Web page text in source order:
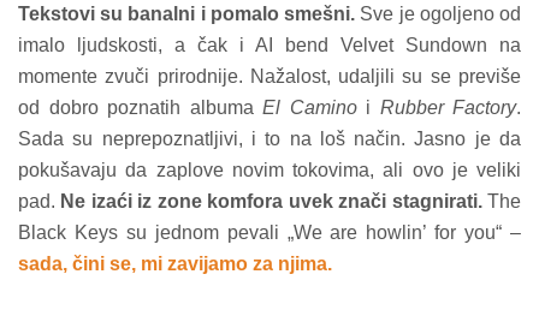
Tekstovi su banalni i pomalo smešni. Sve je ogoljeno od
imalo ljudskosti, a čak i AI bend Velvet Sundown na
momente zvuči prirodnije. Nažalost, udaljili su se previše
od dobro poznatih albuma El Caminoi Rubber Factory.
Sada su neprepoznatljivi, i to na loš način. Jasno je da
pokušavaju da zaplove novim tokovima, ali ovo je veliki
pad. Ne izaći iz zone komfora uvek znači stagnirati.The
Black Keys su jednom pevali „We are howlin’ for you“ –
sada, čini se, mi zavijamo za njima.